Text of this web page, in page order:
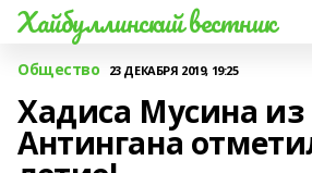
Хайбуллинский вестник
Общество 23 ДЕКАБРЯ 2019, 19:25
Хадиса Мусина из
Антингана